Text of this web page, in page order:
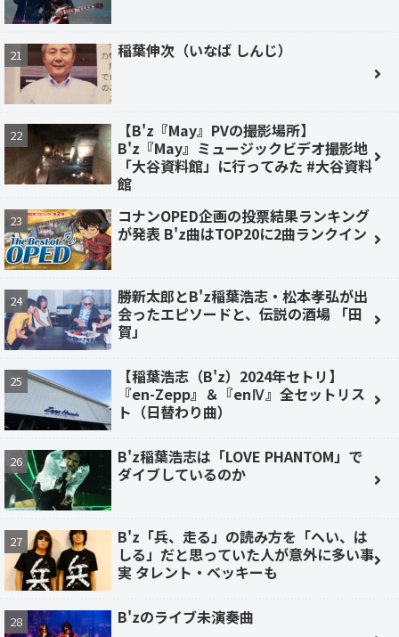
稲葉伸次（いなば しんじ）
【B'z『May』PVの撮影場所】
B'z『May』ミュージックビデオ撮影地
「大谷資料館」に行ってみた #大谷資料
館
コナンOPED企画の投票結果ランキング
が発表 B'z曲はTOP20に2曲ランクイン
勝新太郎とB'z稲葉浩志・松本孝弘が出
会ったエピソードと、伝説の酒場 「田
賀」
【稲葉浩志（B'z）2024年セトリ】
『en-Zepp』＆『enⅣ』全セットリス
ト（日替わり曲）
B'z稲葉浩志は「LOVE PHANTOM」で
ダイブしているのか
B'z「兵、走る」の読み方を「へい、は
しる」だと思っていた人が意外に多い事
実 タレント・ベッキーも
B'zのライブ未演奏曲